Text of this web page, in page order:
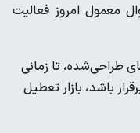
معمول امروز فعالیت
طراحی‌شده، تا زمانی
باشد، بازار تعطیل